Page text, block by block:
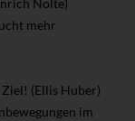
Nolte)
mehr
Ziel! (Ellis Huber)
im